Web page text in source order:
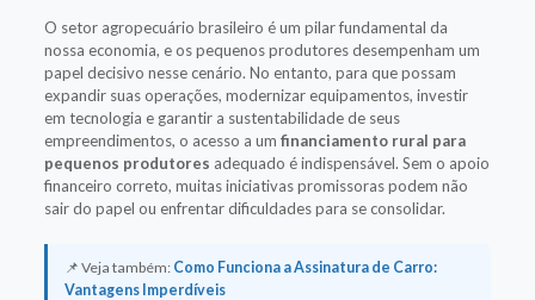
O setor agropecuário brasileiro é um pilar fundamental da
nossa economia, e os pequenos produtores desempenham um
papel decisivo nesse cenário. No entanto, para que possam
expandir suas operações, modernizar equipamentos, investir
em tecnologia e garantir a sustentabilidade de seus
empreendimentos, o acesso a um financiamento rural para
pequenos produtores adequado é indispensável. Sem o apoio
financeiro correto, muitas iniciativas promissoras podem não
sair do papel ou enfrentar dificuldades para se consolidar.
📌 Veja também: Como Funciona a Assinatura de Carro:
Vantagens Imperdíveis